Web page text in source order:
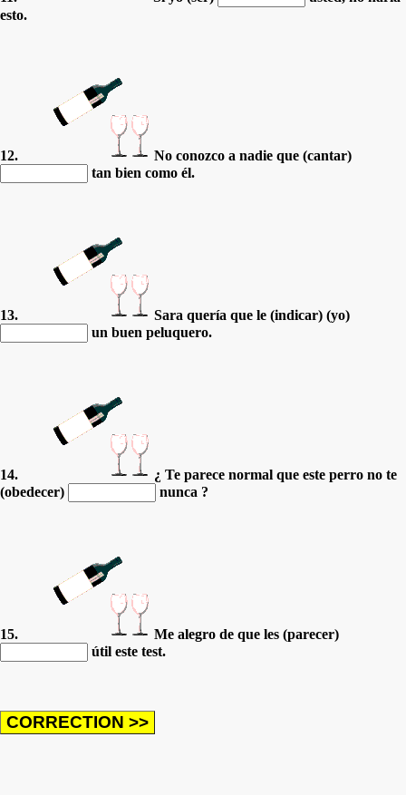
esto.
12.
No conozco a nadie que (cantar)
tan bien como él.
13.
Sara quería que le (indicar) (yo)
un buen peluquero.
14.
¿ Te parece normal que este perro no te
(obedecer)
nunca ?
15.
Me alegro de que les (parecer)
útil este test.